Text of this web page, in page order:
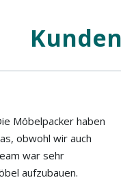
Möbelpacker haben
obwohl wir auch
war sehr
aufzubauen.